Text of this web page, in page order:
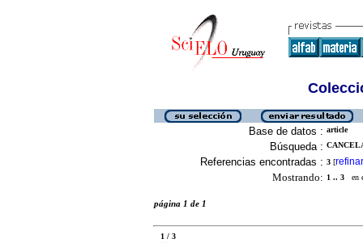
Base de datos : article
Búsqueda :
Referencias encontradas : 3 [refinar
Mostrando: 1 .. 3 en
página 1 de 1
1 / 3